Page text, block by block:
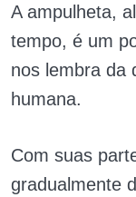
A ampulheta,
tempo, é um
nos lembra da
humana.
Com suas
gradualmente